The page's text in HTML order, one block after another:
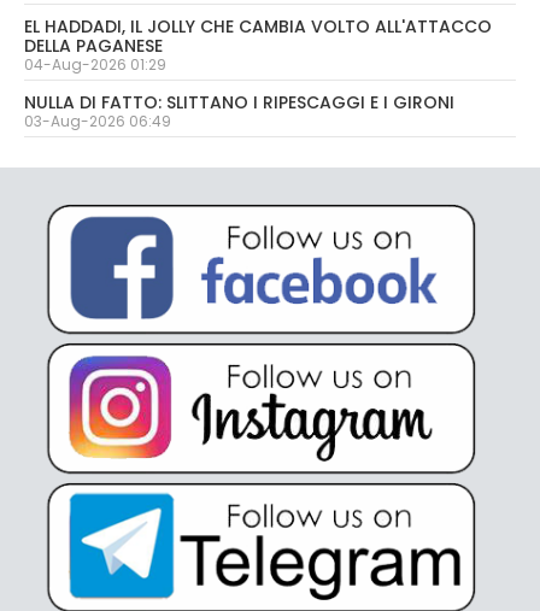
EL HADDADI, IL JOLLY CHE CAMBIA VOLTO ALL'ATTACCO
DELLA PAGANESE
04-Aug-2026 01:29
NULLA DI FATTO: SLITTANO I RIPESCAGGI E I GIRONI
03-Aug-2026 06:49